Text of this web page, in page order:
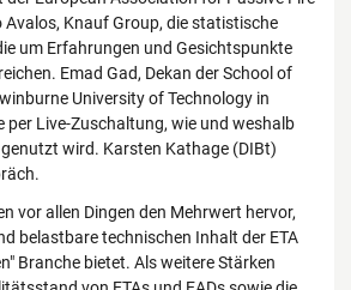
Knauf Group, die statistische
um Erfahrungen und Gesichtspunkte
Emad Gad, Dekan der School of
University of Technology in
per Live-Zuschaltung, wie und weshalb
genutzt wird. Karsten Kathage (DIBt)
vor allen Dingen den Mehrwert hervor,
belastbare technischen Inhalt der ETA
Branche bietet. Als weitere Stärken